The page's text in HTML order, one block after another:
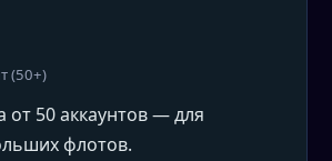
(50+)
от 50 аккаунтов — для
флотов.